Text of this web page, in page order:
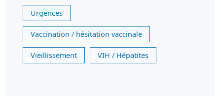
Urgences
Vaccination / hésitation vaccinale
Vieillissement VIH / Hépatites